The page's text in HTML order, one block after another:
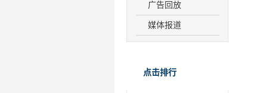
广告回放
媒体报道
点击排行